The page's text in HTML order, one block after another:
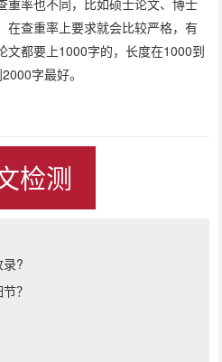
重率也不同，比如硕士论文、博士
在查重率上要求就会比较严格，有
文都要上1000字的，长度在1000到
字最好。
检测
?
？